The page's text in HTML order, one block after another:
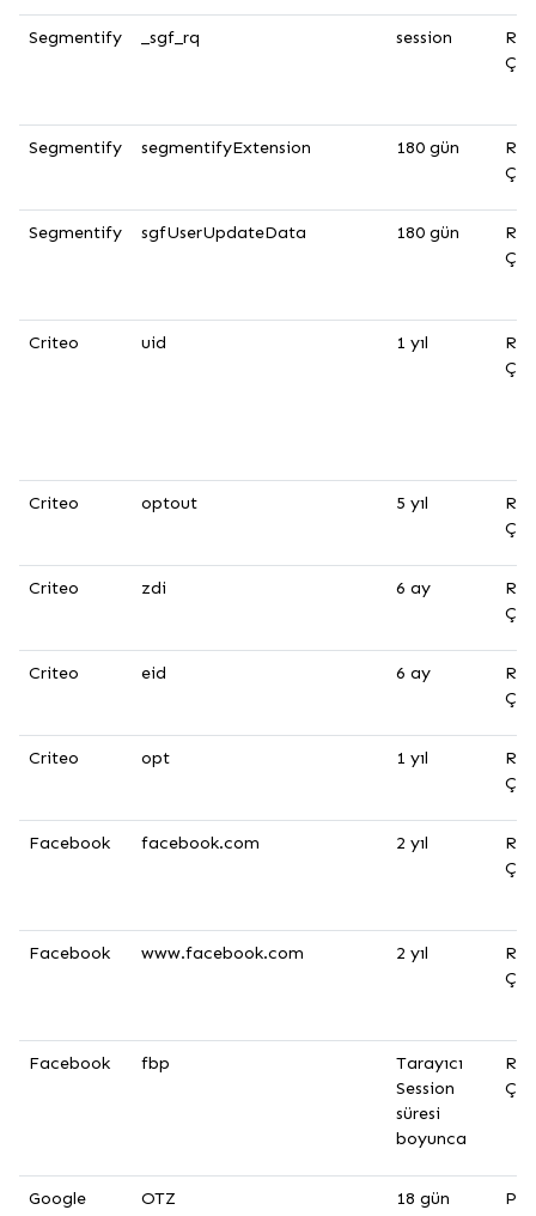
Segmentify _sgf_rq session
Segmentify segmentifyExtension 180 gün
Segmentify sgfUserUpdateData 180 gün
Criteo uid 1 yıl
Criteo optout 5 yıl
Criteo zdi 6 ay
Criteo eid 6 ay
Criteo opt 1 yıl
Facebook facebook.com 2 yıl
Facebook www.facebook.com 2 yıl
Facebook fbp
Tarayıcı
Session
süresi
boyunca
Google OTZ 18 gün